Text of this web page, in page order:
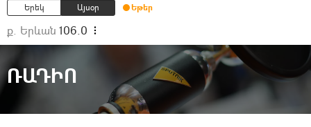
Երեկ Այսօր Եթեր
ք. Երևան 106.0
ՌԱԴԻՈ